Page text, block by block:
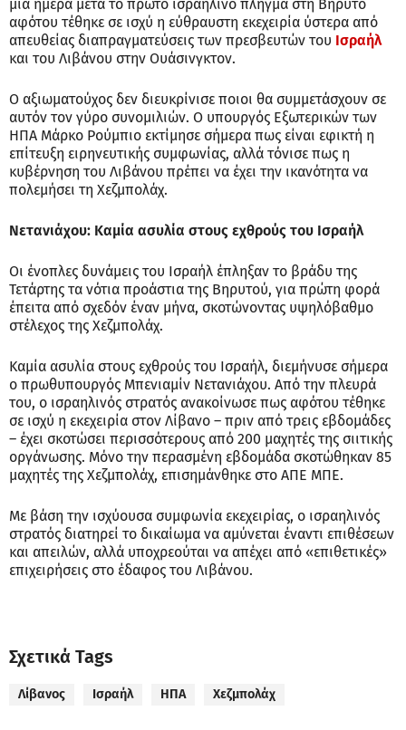
μία ημέρα μετά το πρώτο ισραηλινό πλήγμα στη Βηρυτό
αφότου τέθηκε σε ισχύ η εύθραυστη εκεχειρία ύστερα από
απευθείας διαπραγματεύσεις των πρεσβευτών του Ισραήλ
και του Λιβάνου στην Ουάσινγκτον.
Ο αξιωματούχος δεν διευκρίνισε ποιοι θα συμμετάσχουν σε
αυτόν τον γύρο συνομιλιών. Ο υπουργός Εξωτερικών των
ΗΠΑ Μάρκο Ρούμπιο εκτίμησε σήμερα πως είναι εφικτή η
επίτευξη ειρηνευτικής συμφωνίας, αλλά τόνισε πως η
κυβέρνηση του Λιβάνου πρέπει να έχει την ικανότητα να
πολεμήσει τη Χεζμπολάχ.
Νετανιάχου: Καμία ασυλία στους εχθρούς του Ισραήλ
Οι ένοπλες δυνάμεις του Ισραήλ έπληξαν το βράδυ της
Τετάρτης τα νότια προάστια της Βηρυτού, για πρώτη φορά
έπειτα από σχεδόν έναν μήνα, σκοτώνοντας υψηλόβαθμο
στέλεχος της Χεζμπολάχ.
Καμία ασυλία στους εχθρούς του Ισραήλ, διεμήνυσε σήμερα
ο πρωθυπουργός Μπενιαμίν Νετανιάχου. Από την πλευρά
του, ο ισραηλινός στρατός ανακοίνωσε πως αφότου τέθηκε
σε ισχύ η εκεχειρία στον Λίβανο – πριν από τρεις εβδομάδες
– έχει σκοτώσει περισσότερους από 200 μαχητές της σιιτικής
οργάνωσης. Μόνο την περασμένη εβδομάδα σκοτώθηκαν 85
μαχητές της Χεζμπολάχ, επισημάνθηκε στο ΑΠΕ ΜΠΕ.
Με βάση την ισχύουσα συμφωνία εκεχειρίας, ο ισραηλινός
στρατός διατηρεί το δικαίωμα να αμύνεται έναντι επιθέσεων
και απειλών, αλλά υποχρεούται να απέχει από «επιθετικές»
επιχειρήσεις στο έδαφος του Λιβάνου.
Σχετικά Tags
Λίβανος Ισραήλ ΗΠΑ Χεζμπολάχ